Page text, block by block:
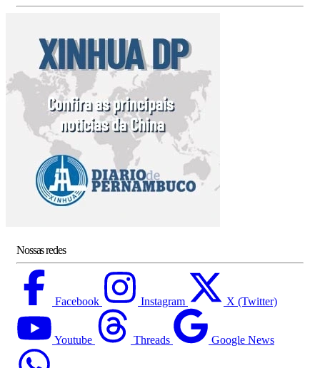
Nossas redes
Facebook Instagram X (Twitter)
Youtube Threads Google News